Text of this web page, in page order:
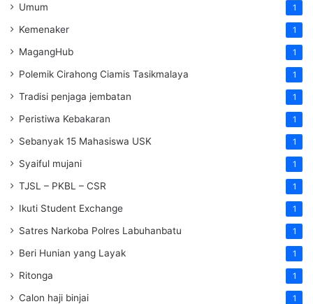
Umum 1
Kemenaker 1
MagangHub 1
Polemik Cirahong Ciamis Tasikmalaya 1
Tradisi penjaga jembatan 1
Peristiwa Kebakaran 1
Sebanyak 15 Mahasiswa USK 1
Syaiful mujani 1
TJSL – PKBL – CSR 1
Ikuti Student Exchange 1
Satres Narkoba Polres Labuhanbatu 1
Beri Hunian yang Layak 1
Ritonga 1
Calon haji binjai 1